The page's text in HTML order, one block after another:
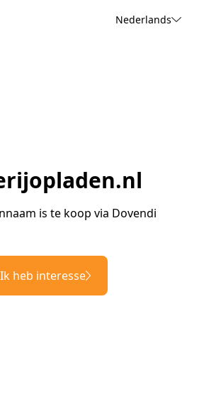
Nederlands
is te koop via Dovendi
Ik heb interesse